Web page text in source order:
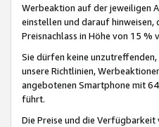
Werbeaktion auf der jeweiligen
einstellen und darauf hinweisen,
Preisnachlass in Höhe von 15
Sie dürfen keine
unsere Richtlinien,
angebotenen Smartphone mit
führt.
Die Preise und die